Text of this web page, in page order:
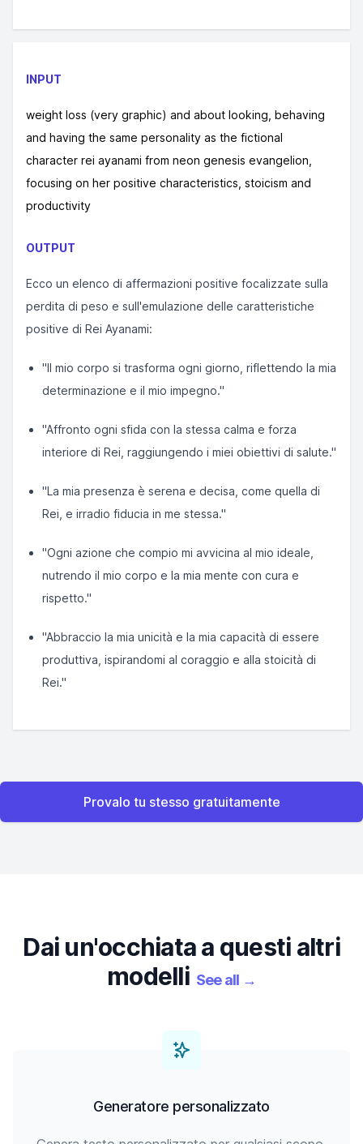
INPUT
weight loss (very graphic) and about looking, behaving
and having the same personality as the fictional
character rei ayanami from neon genesis evangelion,
focusing on her positive characteristics, stoicism and
productivity
OUTPUT
Ecco un elenco di affermazioni positive focalizzate sulla
perdita di peso e sull'emulazione delle caratteristiche
positive di Rei Ayanami:
"Il mio corpo si trasforma ogni giorno, riflettendo la mia
determinazione e il mio impegno."
"Affronto ogni sfida con la stessa calma e forza
interiore di Rei, raggiungendo i miei obiettivi di salute."
"La mia presenza è serena e decisa, come quella di
Rei, e irradio fiducia in me stessa."
"Ogni azione che compio mi avvicina al mio ideale,
nutrendo il mio corpo e la mia mente con cura e
rispetto."
"Abbraccio la mia unicità e la mia capacità di essere
produttiva, ispirandomi al coraggio e alla stoicità di
Rei."
Provalo tu stesso gratuitamente
Dai un'occhiata a questi altri
modelli See all →
Generatore personalizzato